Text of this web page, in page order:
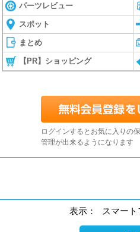
パーツレビュー
スポット
まとめ
【PR】ショッピング
ログインするとお気に入りの
管理が出来るようになります
表示： スマート